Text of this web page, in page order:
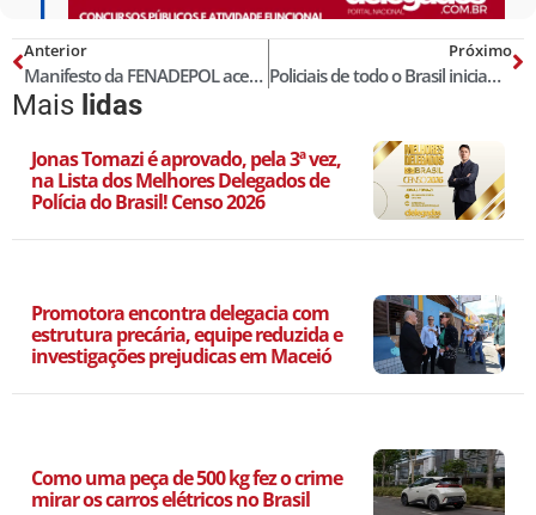
Anterior
Manifesto da FENADEPOL acerca da crise de saúde pública nacional
Próximo
Policiais de todo o Brasil iniciam uma grande manifestação sobre vacinação contra Covid!
Mais lidas
Jonas Tomazi é aprovado, pela 3ª vez,
na Lista dos Melhores Delegados de
Polícia do Brasil! Censo 2026
Promotora encontra delegacia com
estrutura precária, equipe reduzida e
investigações prejudicas em Maceió
Como uma peça de 500 kg fez o crime
mirar os carros elétricos no Brasil